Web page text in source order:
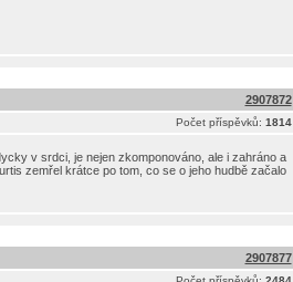
2907872
Počet příspěvků: 1814
v srdci, je nejen zkomponováno, ale i zahráno a
zemřel krátce po tom, co se o jeho hudbě začalo
2907877